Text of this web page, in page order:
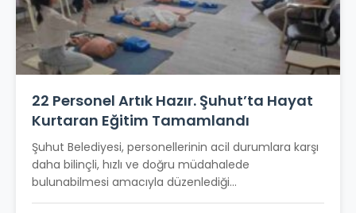
22 Personel Artık Hazır. Şuhut’ta Hayat
Kurtaran Eğitim Tamamlandı
Şuhut Belediyesi, personellerinin acil durumlara karşı
daha bilinçli, hızlı ve doğru müdahalede
bulunabilmesi amacıyla düzenlediği...